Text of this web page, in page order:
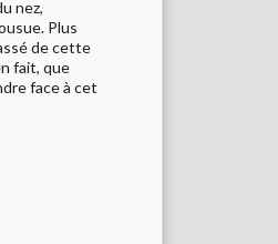
nez,
Plus
de cette
fait, que
face à cet